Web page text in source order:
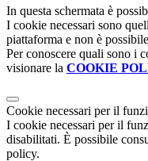
In questa schermata è
I cookie necessari sono
piattaforma e non è
Per conoscere quali sono i
visionare la COOKIE
Cookie necessari per il
I cookie necessari per il
disabilitati. È possibile
policy.